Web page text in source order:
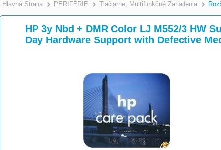
Hlavná Strana >
PERIFÉRIE >
Tlačiarne, Multifunkčné Zariadenia
HP 3y Nbd + DMR Color LJ M552/3 HW
Day Hardware Support with Defective